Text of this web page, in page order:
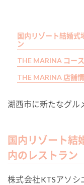
国内リゾート結婚
ン
THE MARINA コー
THE MARINA 店舗
湖西市に新たなグル
国内リゾート結
内のレストラン
株式会社KTSアソ